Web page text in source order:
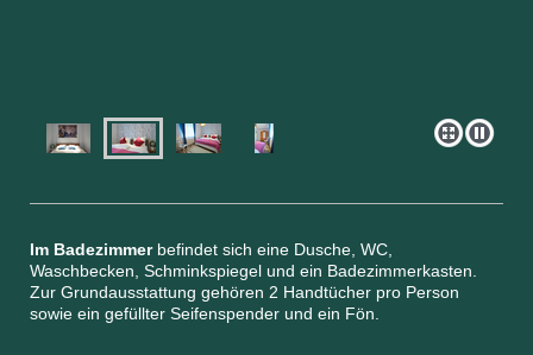
Im Badezimmerbefindet sich eine Dusche, WC,
Waschbecken, Schminkspiegel und ein Badezimmerkasten.
Zur Grundausstattung gehören 2 Handtücher pro Person
sowie ein gefüllter Seifenspender und ein Fön.